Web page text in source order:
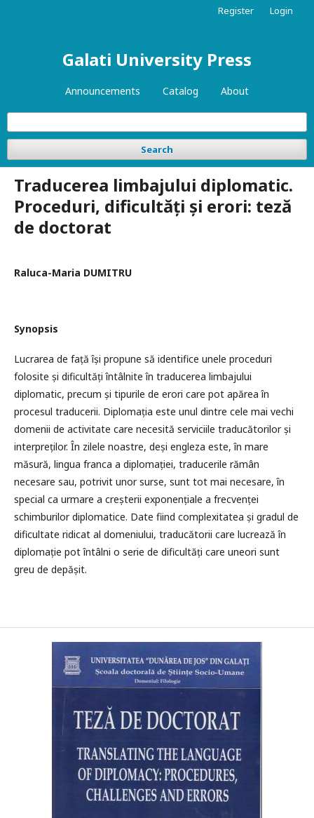
Galati University Press
Announcements Catalog About
Search
Register Login
Traducerea limbajului diplomatic.
Proceduri, dificultăți și erori: teză
de doctorat
Raluca-Maria DUMITRU
Synopsis
Lucrarea de față își propune să identifice unele proceduri
folosite și dificultăți întâlnite în traducerea limbajului
diplomatic, precum și tipurile de erori care pot apărea în
procesul traducerii. Diplomația este unul dintre cele mai vechi
domenii de activitate care necesită serviciile traducătorilor și
interpreților. În zilele noastre, deși engleza este, în mare
măsură, lingua franca a diplomației, traducerile rămân
necesare sau, potrivit unor surse, sunt tot mai necesare, în
special ca urmare a creșterii exponențiale a frecvenței
schimburilor diplomatice. Date fiind complexitatea și gradul de
dificultate ridicat al domeniului, traducătorii care lucrează în
diplomație pot întâlni o serie de dificultăți care uneori sunt
greu de depășit.